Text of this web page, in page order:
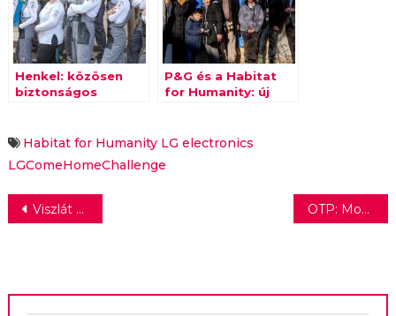
Henkel: közösen
biztonságos
P&G és a Habitat
for Humanity: új
Habitat for Humanity LG electronics
LGComeHomeChallenge
Bejegyzés
Viszlát márkaszerviz, viszlát vevőszolgálat – változnak a jótállás szabályai OTP: Mobilalkalmazással egyszerűsödhet a KKV szektor készpénzmentesítése